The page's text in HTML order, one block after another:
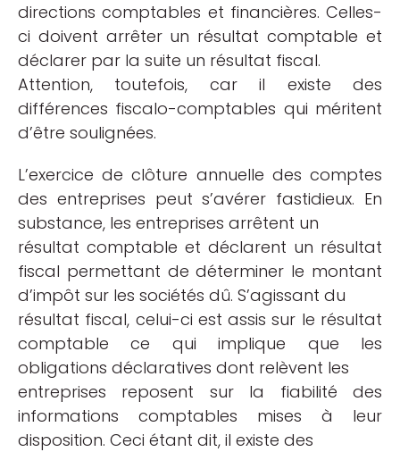
directions comptables et financières. Celles-
ci doivent arrêter un résultat comptable et
déclarer par la suite un résultat fiscal.
Attention, toutefois, car il existe des
différences fiscalo-comptables qui méritent
d’être soulignées.
L’exercice de clôture annuelle des comptes
des entreprises peut s’avérer fastidieux. En
substance, les entreprises arrêtent un
résultat comptable et déclarent un résultat
fiscal permettant de déterminer le montant
d’impôt sur les sociétés dû. S’agissant du
résultat fiscal, celui-ci est assis sur le résultat
comptable ce qui implique que les
obligations déclaratives dont relèvent les
entreprises reposent sur la fiabilité des
informations comptables mises à leur
disposition. Ceci étant dit, il existe des